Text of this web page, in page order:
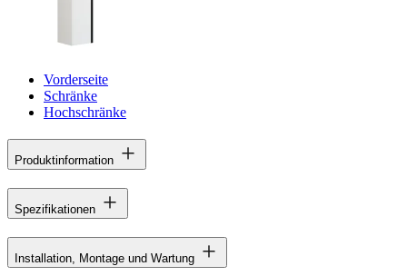
Vorderseite
Schränke
Hochschränke
Produktinformation
Spezifikationen
Installation, Montage und Wartung